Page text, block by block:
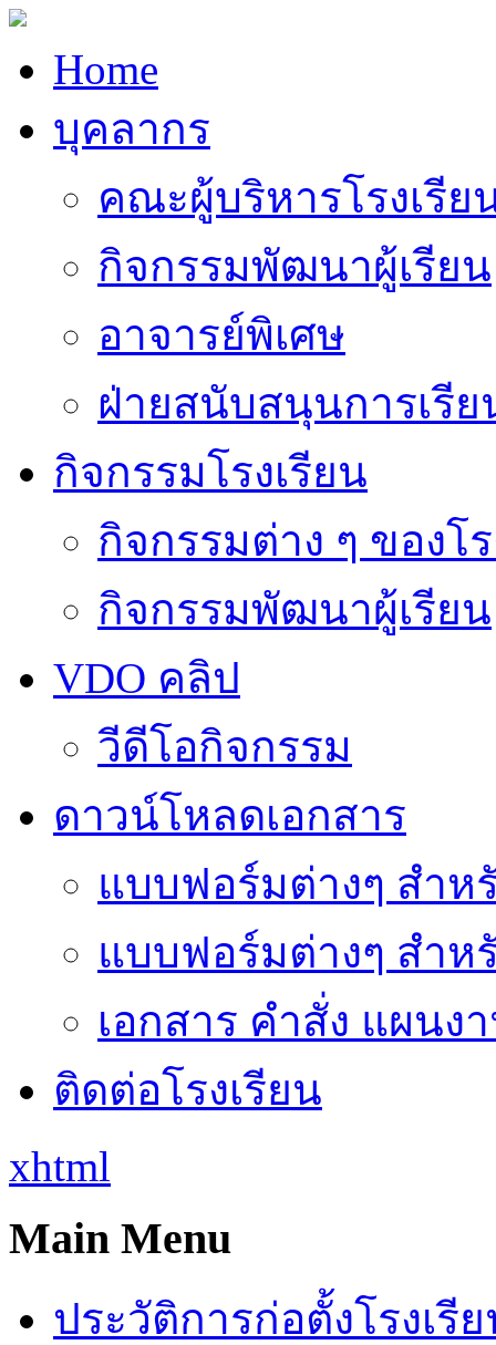
Home
บุคลากร
คณะผู้บริหารโรงเรีย
กิจกรรมพัฒนาผู้เรียน
อาจารย์พิเศษ
ฝ่ายสนับสนุนการเรี
กิจกรรมโรงเรียน
กิจกรรมต่าง ๆ ของโ
กิจกรรมพัฒนาผู้เรียน
VDO คลิป
วีดีโอกิจกรรม
ดาวน์โหลดเอกสาร
แบบฟอร์มต่างๆ สำห
แบบฟอร์มต่างๆ สำห
เอกสาร คำสั่ง แผนง
ติดต่อโรงเรียน
xhtml
Main Menu
ประวัติการก่อตั้งโรงเรี